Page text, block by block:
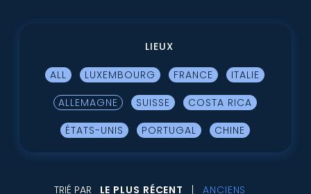
LIEUX
ALL LUXEMBOURG FRANCE
ITALIE
ALLEMAGNE
SUISSE
COSTA RICA
ÉTATS-UNIS
PORTUGAL CHINE
TRIÉ PAR LE PLUS RÉCENT ANCIENS